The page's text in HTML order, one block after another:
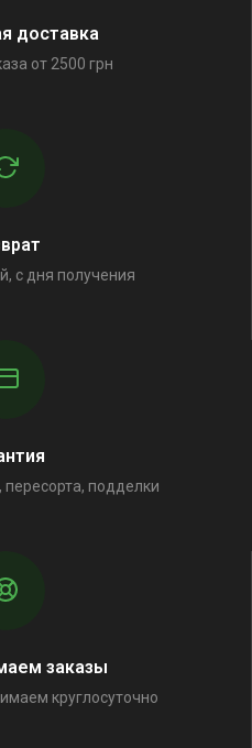
доставка
от 2500 грн
с дня получения
подделки
заказы
круглосуточно